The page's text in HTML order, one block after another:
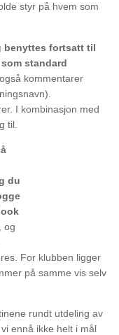
styr på hvem som
benyttes fortsatt til
standard
kommentarer
I kombinasjon med
til.
du
og
For klubben ligger
på samme vis selv
rundt utdeling av
ennå ikke helt i mål